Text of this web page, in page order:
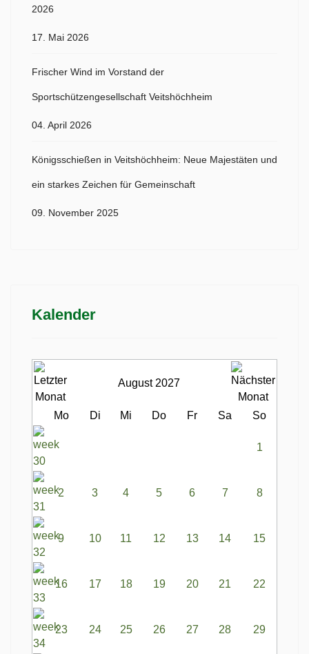
2026
17. Mai 2026
Frischer Wind im Vorstand der
Sportschützengesellschaft Veitshöchheim
04. April 2026
Königsschießen in Veitshöchheim: Neue Majestäten und
ein starkes Zeichen für Gemeinschaft
09. November 2025
Kalender
August 2027
Mo Di Mi Do Fr Sa So
1
2 3 4 5 6 7 8
9 10 11 12 13 14 15
16 17 18 19 20 21 22
23 24 25 26 27 28 29